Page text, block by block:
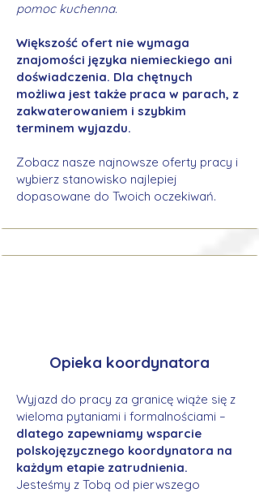
pomoc kuchenna.
Większość ofert nie wymaga
znajomości języka niemieckiego ani
doświadczenia. Dla chętnych
możliwa jest także praca w parach, z
zakwaterowaniem i szybkim
terminem wyjazdu.
Zobacz nasze najnowsze oferty pracy i
wybierz stanowisko najlepiej
dopasowane do Twoich oczekiwań.
Opieka koordynatora
Wyjazd do pracy za granicę wiąże się z
wieloma pytaniami i formalnościami –
dlatego zapewniamy wsparcie
polskojęzycznego koordynatora na
każdym etapie zatrudnienia.
Jesteśmy z Tobą od pierwszego